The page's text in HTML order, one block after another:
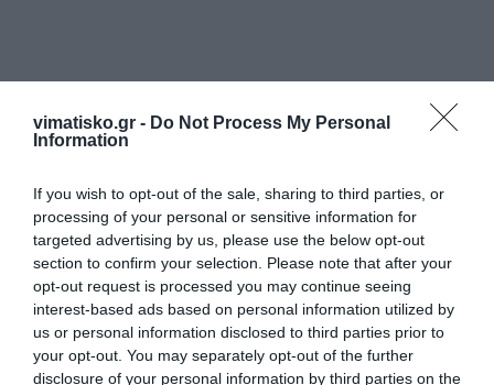
vimatisko.gr - Do Not Process My Personal
Information
If you wish to opt-out of the sale, sharing to third parties, or
processing of your personal or sensitive information for
targeted advertising by us, please use the below opt-out
section to confirm your selection. Please note that after your
opt-out request is processed you may continue seeing
interest-based ads based on personal information utilized by
us or personal information disclosed to third parties prior to
your opt-out. You may separately opt-out of the further
disclosure of your personal information by third parties on the
Η ανωνυμία είναι το καλύτερο κρησφύγετο δειλίας και
χυδαιότητας!
Σχόλια 0
Πρόσθεσε ένα σχόλιο
ΟΝΟΜΑ